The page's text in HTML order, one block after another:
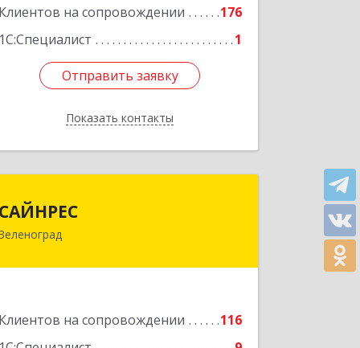
Клиентов на сопровождении
176
1С:Специалист
1
Отправить заявку
Показать контакты
Подробнее
Отправить заявку
Назад
САЙНРЕС
Клиентов на сопровождении
116
124365, Москва г, Зеленоград г,